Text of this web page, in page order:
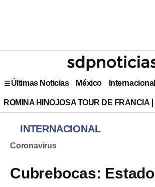
Últimas Noticias México Internacional
ROMINA HINOJOSA TOUR DE FRANCIA
INTERNACIONAL
Coronavirus
Cubrebocas: